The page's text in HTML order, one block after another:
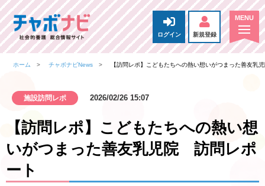
ログイン 新規登録
ホーム チャボナビNews 【訪問レポ】こどもたちへの熱い想いがつまった善友乳
施設訪問レポ 2026/02/26 15:07
【訪問レポ】こどもたちへの熱い想
いがつまった善友乳児院 訪問レポ
ート